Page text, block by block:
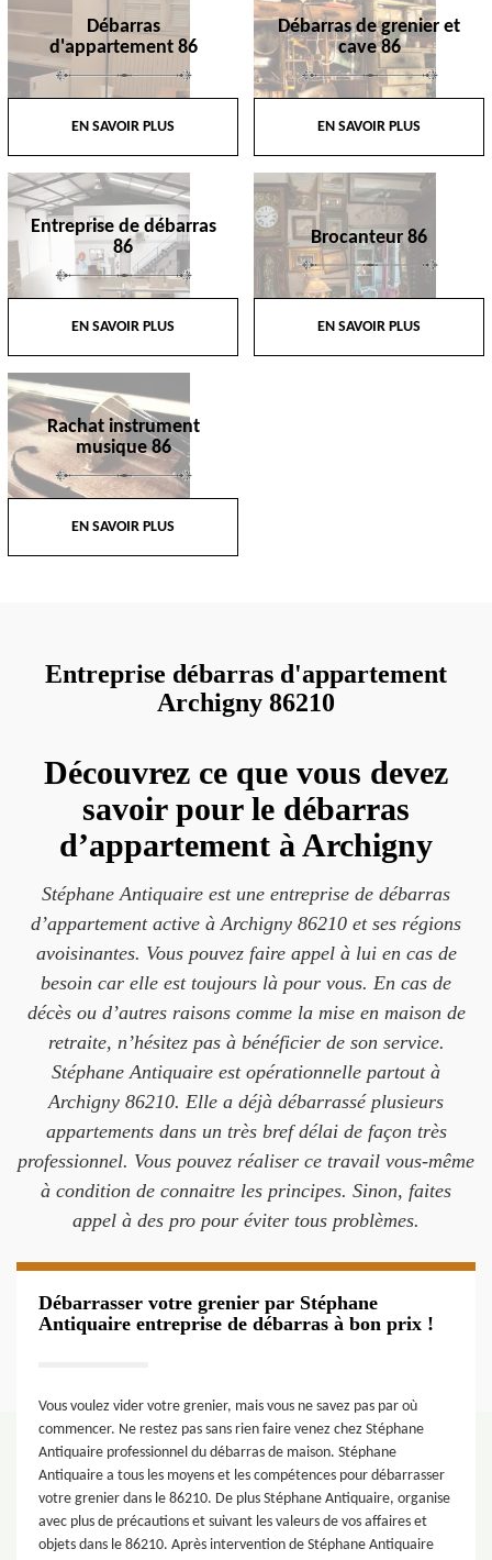
Débarras
d'appartement 86
EN SAVOIR PLUS
Débarras de grenier et
cave 86
EN SAVOIR PLUS
Entreprise de débarras
86
EN SAVOIR PLUS
Brocanteur 86
EN SAVOIR PLUS
Rachat instrument
musique 86
EN SAVOIR PLUS
Entreprise débarras d'appartement
Archigny 86210
Découvrez ce que vous devez
savoir pour le débarras
d’appartement à Archigny
Stéphane Antiquaire est une entreprise de débarras
d’appartement active à Archigny 86210 et ses régions
avoisinantes. Vous pouvez faire appel à lui en cas de
besoin car elle est toujours là pour vous. En cas de
décès ou d’autres raisons comme la mise en maison de
retraite, n’hésitez pas à bénéficier de son service.
Stéphane Antiquaire est opérationnelle partout à
Archigny 86210. Elle a déjà débarrassé plusieurs
appartements dans un très bref délai de façon très
professionnel. Vous pouvez réaliser ce travail vous-même
à condition de connaitre les principes. Sinon, faites
appel à des pro pour éviter tous problèmes.
Débarrasser votre grenier par Stéphane
Antiquaire entreprise de débarras à bon prix !
Vous voulez vider votre grenier, mais vous ne savez pas par où
commencer. Ne restez pas sans rien faire venez chez Stéphane
Antiquaire professionnel du débarras de maison. Stéphane
Antiquaire a tous les moyens et les compétences pour débarrasser
votre grenier dans le 86210. De plus Stéphane Antiquaire, organise
avec plus de précautions et suivant les valeurs de vos affaires et
objets dans le 86210. Après intervention de Stéphane Antiquaire